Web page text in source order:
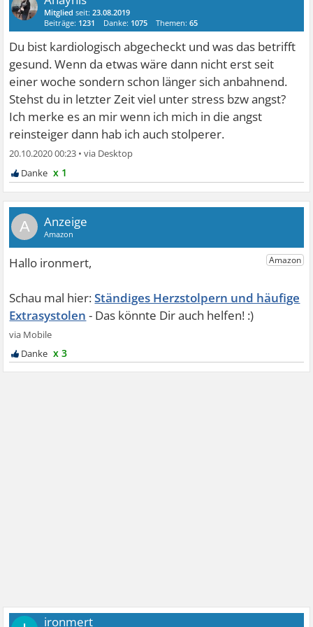
Mitglied seit:23.08.2019
Beiträge: 1231 Danke: 1075 Themen:65
Du bist kardiologisch abgecheckt und was das betrifft
gesund. Wenn da etwas wäre dann nicht erst seit
einer woche sondern schon länger sich anbahnend.
Stehst du in letzter Zeit viel unter stress bzw angst?
Ich merke es an mir wenn ich mich in die angst
reinsteiger dann hab ich auch stolperer.
20.10.2020 00:23 •
x 1
A
Ständiges Herzstolpern und häufige
Extrasystolen
x 3
ironmert